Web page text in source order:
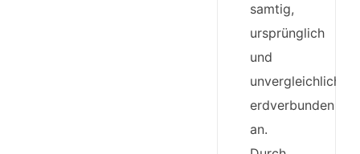
samtig,
ursprünglich
und
unvergleichlich
erdverbunden
an.